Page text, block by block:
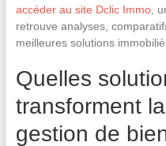
accéder au site Dclic Immo,
retrouve analyses,
meilleures solutions
Quelles
transforment
gestion de